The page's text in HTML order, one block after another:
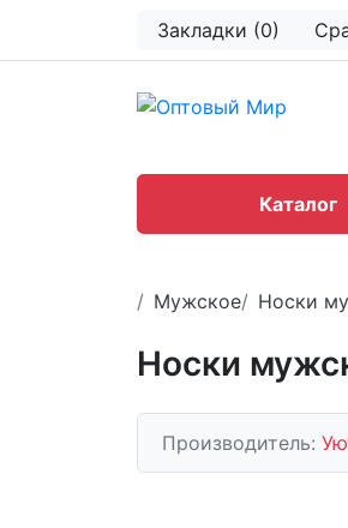
Закладки (0)
Каталог
Мужское Носки
Носки
Производитель: